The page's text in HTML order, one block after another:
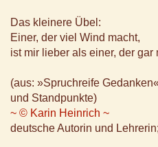
Das kleinere Übel:
Einer, der viel Wind macht,
ist mir lieber als einer, der gar
(aus: »Spruchreife
und Standpunkte)
~ © Karin Heinrich ~
deutsche Autorin und